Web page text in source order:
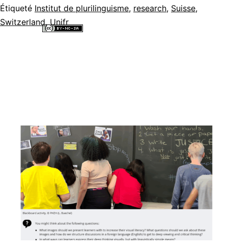
dépassement
CeDiLE
&
IdP]
Étiqueté Institut de plurilinguisme, research, Suisse,
Switzerland, Unifr